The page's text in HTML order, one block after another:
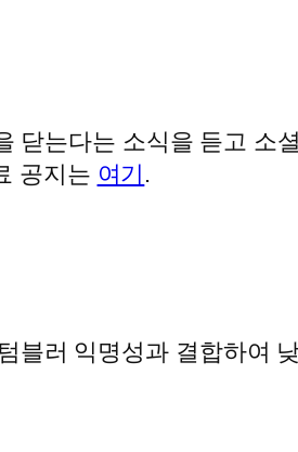
닫는다는 소식을 듣고 소
공지는 여기 .
블러 익명성과 결합하여